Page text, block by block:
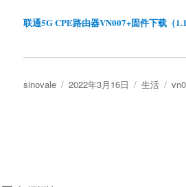
联通5G CPE路由器VN007+固件下载（
作
sinovale
发
2022年3月16日
分
生活
标